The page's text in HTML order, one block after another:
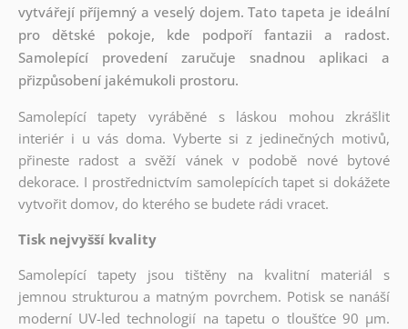
vytvářejí příjemný a veselý dojem. Tato tapeta je ideální
pro dětské pokoje, kde podpoří fantazii a radost.
Samolepící provedení zaručuje snadnou aplikaci a
přizpůsobení jakémukoli prostoru.
Samolepící tapety vyráběné s láskou mohou zkrášlit
interiér i u vás doma. Vyberte si z jedinečných motivů,
přineste radost a svěží vánek v podobě nové bytové
dekorace. I prostřednictvím samolepících tapet si dokážete
vytvořit domov, do kterého se budete rádi vracet.
Tisk nejvyšší kvality
Samolepící tapety jsou tištěny na kvalitní materiál s
jemnou strukturou a matným povrchem. Potisk se nanáší
moderní UV-led technologií na tapetu o tloušťce 90 µm.